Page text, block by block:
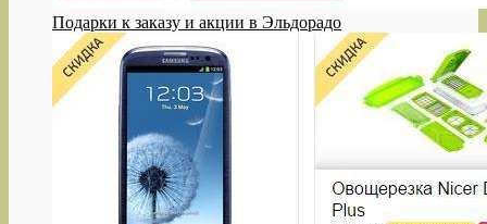
Подарки к заказу и акции в Эльдорадо